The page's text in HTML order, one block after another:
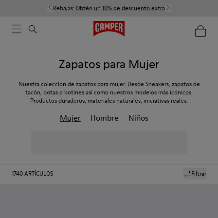
Rebajas: Obtén un 10% de descuento extra
Zapatos para Mujer
Nuestra colección de zapatos para mujer. Desde Sneakers, zapatos de
tacón, botas o botines así como nuestros modelos más icónicos.
Productos duraderos, materiales naturales, iniciativas reales.
Mujer Hombre Niños
Filtrar
1740ARTÍCULOS